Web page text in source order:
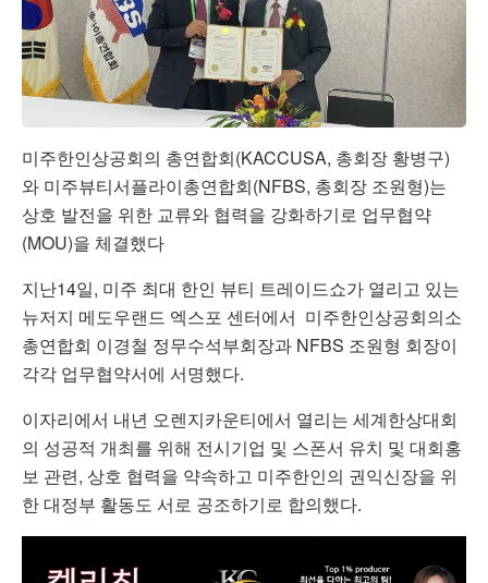
미주한인상공회의 총연합회(KACCUSA, 총회장 황병구)
와 미주뷰티서플라이총연합회(NFBS, 총회장 조원형)는
상호 발전을 위한 교류와 협력을 강화하기로 업무협약
(MOU)을 체결했다
지난14일, 미주 최대 한인 뷰티 트레이드쇼가 열리고 있는
뉴저지 메도우랜드 엑스포 센터에서 미주한인상공회의소
총연합회 이경철 정무수석부회장과 NFBS 조원형 회장이
각각 업무협약서에 서명했다.
이자리에서 내년 오렌지카운티에서 열리는 세계한상대회
의 성공적 개최를 위해 전시기업 및 스폰서 유치 및 대회홍
보 관련, 상호 협력을 약속하고 미주한인의 권익신장을 위
한 대정부 활동도 서로 공조하기로 합의했다.